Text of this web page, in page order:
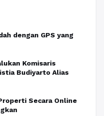
dengan GPS yang
Komisaris
Budiyarto Alias
Secara Online